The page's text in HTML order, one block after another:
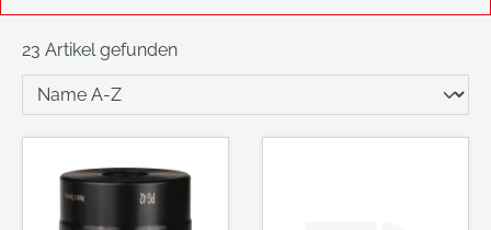
23 Artikel gefunden